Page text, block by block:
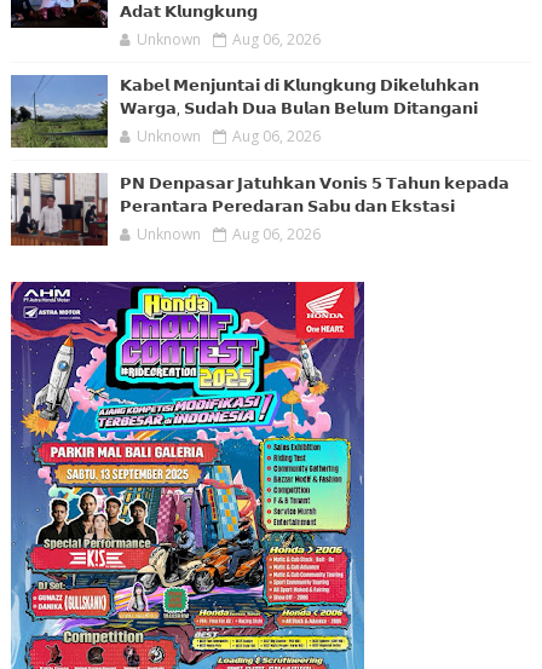
𝗔𝗱𝗮𝘁 𝗞𝗹𝘂𝗻𝗴𝗸𝘂𝗻𝗴
Unknown Aug 06, 2026
𝗞𝗮𝗯𝗲𝗹 𝗠𝗲𝗻𝗷𝘂𝗻𝘁𝗮𝗶 𝗱𝗶 𝗞𝗹𝘂𝗻𝗴𝗸𝘂𝗻𝗴 𝗗𝗶𝗸𝗲𝗹𝘂𝗵𝗸𝗮𝗻
𝗪𝗮𝗿𝗴𝗮, 𝗦𝘂𝗱𝗮𝗵 𝗗𝘂𝗮 𝗕𝘂𝗹𝗮𝗻 𝗕𝗲𝗹𝘂𝗺 𝗗𝗶𝘁𝗮𝗻𝗴𝗮𝗻𝗶
Unknown Aug 06, 2026
𝗣𝗡 𝗗𝗲𝗻𝗽𝗮𝘀𝗮𝗿 𝗝𝗮𝘁𝘂𝗵𝗸𝗮𝗻 𝗩𝗼𝗻𝗶𝘀 𝟱 𝗧𝗮𝗵𝘂𝗻 𝗸𝗲𝗽𝗮𝗱𝗮
𝗣𝗲𝗿𝗮𝗻𝘁𝗮𝗿𝗮 𝗣𝗲𝗿𝗲𝗱𝗮𝗿𝗮𝗻 𝗦𝗮𝗯𝘂 𝗱𝗮𝗻 𝗘𝗸𝘀𝘁𝗮𝘀𝗶
Unknown Aug 06, 2026